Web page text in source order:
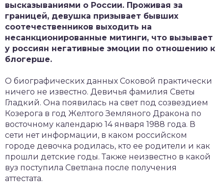
высказываниями о России. Проживая за
границей, девушка призывает бывших
соотечественников выходить на
несанкционированные митинги, что вызывает
у россиян негативные эмоции по отношению к
блогерше.
О биографических данных Соковой практически
ничего не известно. Девичья фамилия Светы
Гладкий. Она появилась на свет под созвездием
Козерога в год Желтого Земляного Дракона по
восточному календарю 14 января 1988 года. В
сети нет информации, в каком российском
городе девочка родилась, кто ее родители и как
прошли детские годы. Также неизвестно в какой
вуз поступила Светлана после получения
аттестата.